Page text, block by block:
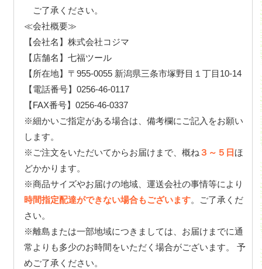
ご了承ください。
≪会社概要≫
【会社名】株式会社コジマ
【店舗名】七福ツール
【所在地】〒955-0055 新潟県三条市塚野目１丁目10-14
【電話番号】0256-46-0117
【FAX番号】0256-46-0337
※細かいご指定がある場合は、備考欄にご記入をお願い
します。
※ご注文をいただいてからお届けまで、概ね ３～５日ほ
どかかります。
※商品サイズやお届けの地域、運送会社の事情等により
時間指定配達ができない場合もございます。ご了承くだ
さい。
※離島または一部地域につきましては、お届けまでに通
常よりも多少のお時間をいただく場合がございます。 予
めご了承ください。